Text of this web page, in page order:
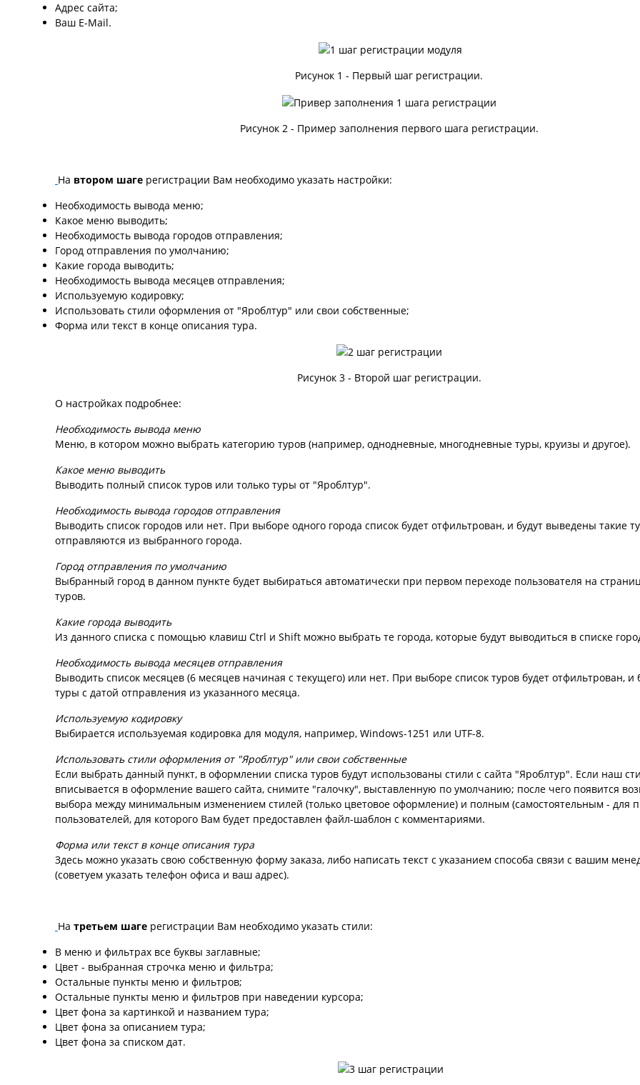
Адрес сайта;
Ваш E-Mail.
Рисунок 1 - Первый шаг регистрации.
Рисунок 2 - Пример заполнения первого шага регистрации.
На втором шаге регистрации Вам необходимо указать настройки:
Необходимость вывода меню;
Какое меню выводить;
Необходимость вывода городов отправления;
Город отправления по умолчанию;
Какие города выводить;
Необходимость вывода месяцев отправления;
Используемую кодировку;
Использовать стили оформления от "Яроблтур" или свои собственные;
Форма или текст в конце описания тура.
Рисунок 3 - Второй шаг регистрации.
О настройках подробнее:
Необходимость вывода меню
Меню, в котором можно выбрать категорию туров (например, однодневные, многодневные туры, круизы и другое).
Какое меню выводить
Выводить полный список туров или только туры от "Яроблтур".
Необходимость вывода городов отправления
Выводить список городов или нет. При выборе одного города список будет отфильтрован, и будут выведены такие
отправляются из выбранного города.
Город отправления по умолчанию
Выбранный город в данном пункте будет выбираться автоматически при первом переходе пользователя на
туров.
Какие города выводить
Из данного списка с помощью клавиш Ctrl и Shift можно выбрать те города, которые будут выводиться в списке
Необходимость вывода месяцев отправления
Выводить список месяцев (6 месяцев начиная с текущего) или нет. При выборе список туров будет отфильтрован, и
туры с датой отправления из указанного месяца.
Используемую кодировку
Выбирается используемая кодировка для модуля, например, Windows-1251 или UTF-8.
Использовать стили оформления от "Яроблтур" или свои собственные
Если выбрать данный пункт, в оформлении списка туров будут использованы стили с сайта "Яроблтур". Если наш
вписывается в оформление вашего сайта, снимите "галочку", выставленную по умолчанию; после чего появится
выбора между минимальным изменением стилей (только цветовое оформление) и полным (самостоятельным - для
пользователей, для которого Вам будет предоставлен файл-шаблон с комментариями.
Форма или текст в конце описания тура
Здесь можно указать свою собственную форму заказа, либо написать текст с указанием способа связи с вашим
(советуем указать телефон офиса и ваш адрес).
На третьем шаге регистрации Вам необходимо указать стили:
В меню и фильтрах все буквы заглавные;
Цвет - выбранная строчка меню и фильтра;
Остальные пункты меню и фильтров;
Остальные пункты меню и фильтров при наведении курсора;
Цвет фона за картинкой и названием тура;
Цвет фона за описанием тура;
Цвет фона за списком дат.